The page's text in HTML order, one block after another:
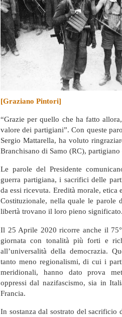
[Graziano Pintori]
“Grazie per quello che ha fatto
valore dei partigiani”. Con queste
Sergio Mattarella, ha voluto
Branchisano di Samo (RC),
Le parole del Presidente
guerra partigiana, i sacrifici delle
da essi ricevuta. Eredità morale,
Costituzionale, nella quale le parole
libertà trovano il loro pieno significato.
Il 25 Aprile 2020 ricorre anche il
giornata con tonalità più forti e
all’universalità della democrazia.
tanto meno regionalismi, di cui i
meridionali, hanno dato prova
oppressi dal nazifascismo, sia in
Francia.
In sostanza dal sostrato del